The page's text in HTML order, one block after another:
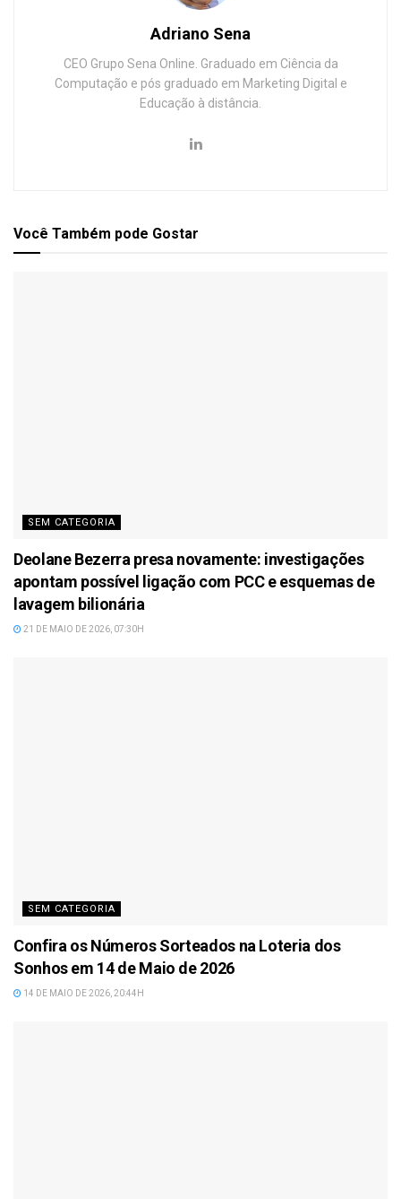
Adriano Sena
CEO Grupo Sena Online. Graduado em Ciência da
Computação e pós graduado em Marketing Digital e
Educação à distância.
Você Também pode Gostar
SEM CATEGORIA
Deolane Bezerra presa novamente: investigações
apontam possível ligação com PCC e esquemas de
lavagem bilionária
21 DE MAIO DE 2026, 07:30H
SEM CATEGORIA
Confira os Números Sorteados na Loteria dos
Sonhos em 14 de Maio de 2026
14 DE MAIO DE 2026, 20:44H